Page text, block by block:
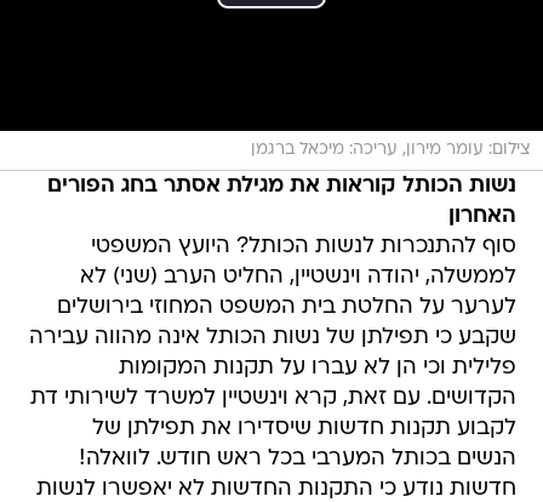
צילום: עומר מירון, עריכה: מיכאל ברגמן
נשות הכותל קוראות את מגילת אסתר בחג הפורים
האחרון
סוף להתנכרות לנשות הכותל? היועץ המשפטי
לממשלה, יהודה וינשטיין, החליט הערב (שני) לא
לערער על החלטת בית המשפט המחוזי בירושלים
שקבע כי תפילתן של נשות הכותל אינה מהווה עבירה
פלילית וכי הן לא עברו על תקנות המקומות
הקדושים. עם זאת, קרא וינשטיין למשרד לשירותי דת
לקבוע תקנות חדשות שיסדירו את תפילתן של
הנשים בכותל המערבי בכל ראש חודש. לוואלה!
חדשות נודע כי התקנות החדשות לא יאפשרו לנשות